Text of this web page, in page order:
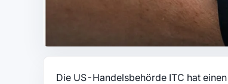
Die US-Handelsbehörde ITC hat